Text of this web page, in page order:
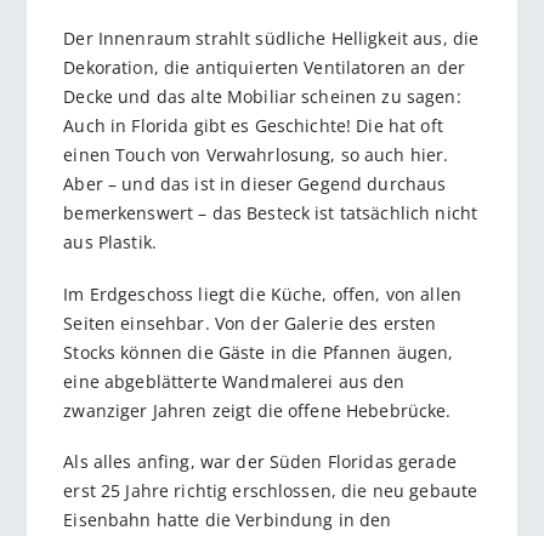
Der Innenraum strahlt südliche Helligkeit aus, die
Dekoration, die antiquierten Ventilatoren an der
Decke und das alte Mobiliar scheinen zu sagen:
Auch in Florida gibt es Geschichte! Die hat oft
einen Touch von Verwahrlosung, so auch hier.
Aber – und das ist in dieser Gegend durchaus
bemerkenswert – das Besteck ist tatsächlich nicht
aus Plastik.
Im Erdgeschoss liegt die Küche, offen, von allen
Seiten einsehbar. Von der Galerie des ersten
Stocks können die Gäste in die Pfannen äugen,
eine abgeblätterte Wandmalerei aus den
zwanziger Jahren zeigt die offene Hebebrücke.
Als alles anfing, war der Süden Floridas gerade
erst 25 Jahre richtig erschlossen, die neu gebaute
Eisenbahn hatte die Verbindung in den